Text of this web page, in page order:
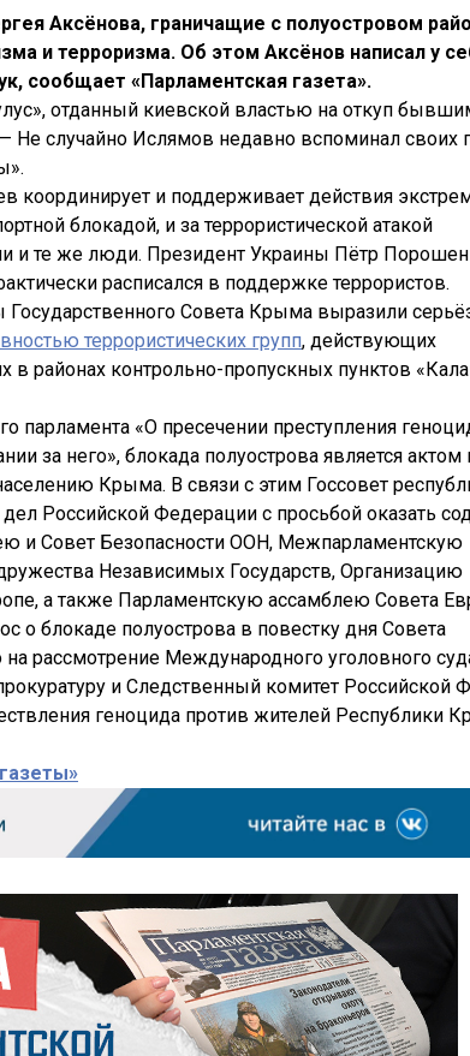
Аксёнова, граничащие с полуостровом
и терроризма. Об этом Аксёнов написал у
сообщает «Парламентская газета».
отданный киевской властью на откуп
случайно Ислямов недавно вспоминал своих
и поддерживает действия
блокадой, и за террористической атакой
и те же люди. Президент Украины Пётр
расписался в поддержке террористов.
Совета Крыма выразили
террористических групп, действующих
в районах контрольно-пропускных пунктов
парламента «О пресечении преступления
за него», блокада полуострова является актом
Крыма. В связи с этим Госсовет
Российской Федерации с просьбой оказать
и Совет Безопасности ООН, Межпарламентскую
Независимых Государств, Организацию
а также Парламентскую ассамблею Совета
о блокаде полуострова в повестку дня Совета
рассмотрение Международного уголовного
и Следственный комитет Российской
геноцида против жителей Республики